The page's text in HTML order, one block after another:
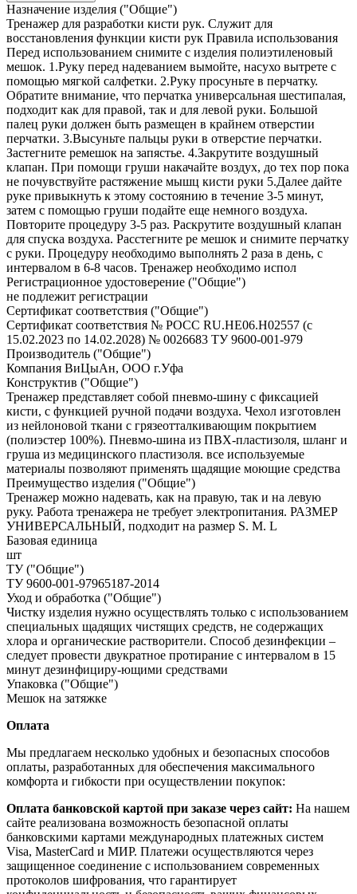
Назначение изделия ("Общие")
Тренажер для разработки кисти рук. Служит для
восстановления функции кисти рук Правила использования
Перед использованием снимите с изделия полиэтиленовый
мешок. 1.Руку перед надеванием вымойте, насухо вытрете с
помощью мягкой салфетки. 2.Руку просуньте в перчатку.
Обратите внимание, что перчатка универсальная шестипалая,
подходит как для правой, так и для левой руки. Большой
палец руки должен быть размещен в крайнем отверстии
перчатки. 3.Высуньте пальцы руки в отверстие перчатки.
Застегните ремешок на запястье. 4.Закрутите воздушный
клапан. При помощи груши накачайте воздух, до тех пор пока
не почувствуйте растяжение мышц кисти руки 5.Далее дайте
руке привыкнуть к этому состоянию в течение 3-5 минут,
затем с помощью груши подайте еще немного воздуха.
Повторите процедуру 3-5 раз. Раскрутите воздушный клапан
для спуска воздуха. Расстегните ре мешок и снимите перчатку
с руки. Процедуру необходимо выполнять 2 раза в день, с
интервалом в 6-8 часов. Тренажер необходимо испол
Регистрационное удостоверение ("Общие")
не подлежит регистрации
Сертификат соответствия ("Общие")
Сертификат соответствия № РОСС RU.HE06.Н02557 (с
15.02.2023 по 14.02.2028) № 0026683 ТУ 9600-001-979
Производитель ("Общие")
Компания ВиЦыАн, ООО г.Уфа
Конструктив ("Общие")
Тренажер представляет собой пневмо-шину с фиксацией
кисти, с функцией ручной подачи воздуха. Чехол изготовлен
из нейлоновой ткани с грязеотталкивающим покрытием
(полиэстер 100%). Пневмо-шина из ПВХ-пластизоля, шланг и
груша из медицинского пластизоля. все используемые
материалы позволяют применять щадящие моющие средства
Преимущество изделия ("Общие")
Тренажер можно надевать, как на правую, так и на левую
руку. Работа тренажера не требует электропитания. РАЗМЕР
УНИВЕРСАЛЬНЫЙ, подходит на размер S. M. L
Базовая единица
шт
ТУ ("Общие")
ТУ 9600-001-97965187-2014
Уход и обработка ("Общие")
Чистку изделия нужно осуществлять только с использованием
специальных щадящих чистящих средств, не содержащих
хлора и органические растворители. Способ дезинфекции –
следует провести двукратное протирание с интервалом в 15
минут дезинфициру-ющими средствами
Упаковка ("Общие")
Мешок на затяжке
Оплата
Мы предлагаем несколько удобных и безопасных способов
оплаты, разработанных для обеспечения максимального
комфорта и гибкости при осуществлении покупок:
Оплата банковской картой при заказе через сайт: На нашем
сайте реализована возможность безопасной оплаты
банковскими картами международных платежных систем
Visa, MasterCard и МИР. Платежи осуществляются через
защищенное соединение с использованием современных
протоколов шифрования, что гарантирует